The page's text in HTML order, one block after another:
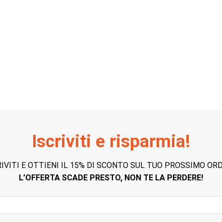
Iscriviti e risparmia!
E OTTIENI IL 15% DI SCONTO SUL TUO PROSSIMO
L’OFFERTA SCADE PRESTO, NON TE LA PERDERE!